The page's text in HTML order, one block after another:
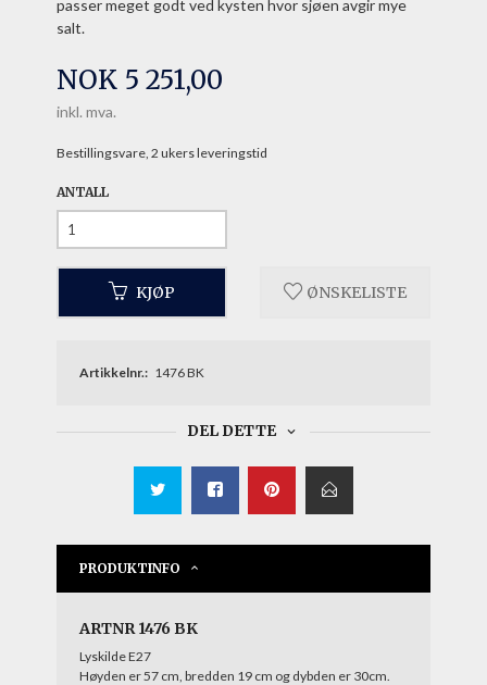
passer meget godt ved kysten hvor sjøen avgir mye
salt.
Pris
NOK 5 251,00
inkl. mva.
Bestillingsvare, 2 ukers leveringstid
ANTALL
KJØP ØNSKELISTE
Artikkelnr.: 1476 BK
DEL DETTE
PRODUKTINFO
ARTNR 1476 BK
Lyskilde E27
Høyden er 57 cm, bredden 19 cm og dybden er 30cm.